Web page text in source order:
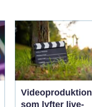
Videoproduktion
som lyfter live-